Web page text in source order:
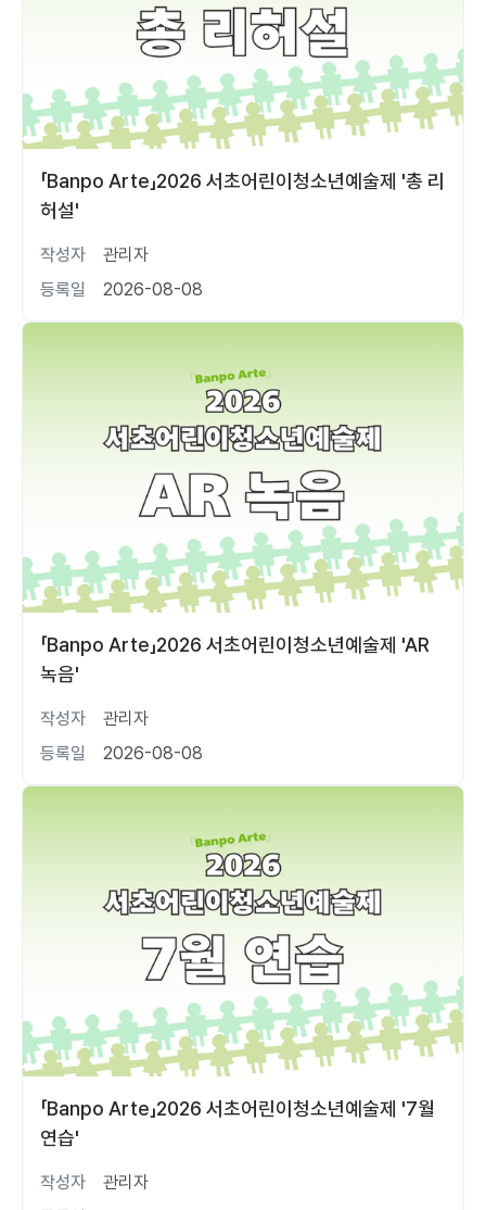
「Banpo Arte」2026 서초어린이청소년예술제 '총 리
허설'
작성자
관리자
등록일
2026-08-08
「Banpo Arte」2026 서초어린이청소년예술제 'AR
녹음'
작성자
관리자
등록일
2026-08-08
「Banpo Arte」2026 서초어린이청소년예술제 '7월
연습'
작성자
관리자